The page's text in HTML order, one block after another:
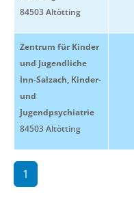
84503 Altötting
Zentrum für Kinder
und Jugendliche
Inn-Salzach, Kinder-
und
Jugendpsychiatrie
84503 Altötting
1